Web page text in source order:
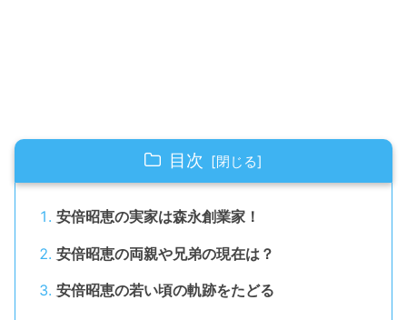
目次
安倍昭恵の実家は森永創業家！
安倍昭恵の両親や兄弟の現在は？
安倍昭恵の若い頃の軌跡をたどる